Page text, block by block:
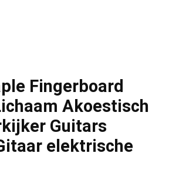
Fingerboard
Akoestisch
Guitars
elektrische